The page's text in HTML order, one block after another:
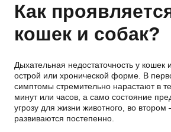
Как
кошек и собак?
Дыхательная недостаточность у кошек
острой или хронической форме. В
симптомы стремительно нарастают в
минут или часов, а само состояние
угрозу для жизни животного, во втором
развиваются постепенно.